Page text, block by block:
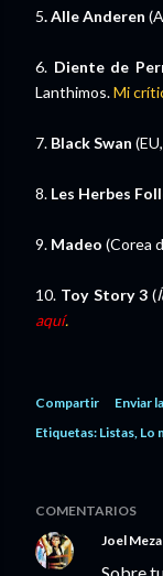
5.Alle Anderen
6. Diente de
Lanthimos.Mi
7. Black Swan
8. Les Herbes
9. Madeo (Corea
10. Toy Story 3 (
aquí.
Compartir
Enviar
Etiquetas: Listas Lo
COMENTARIOS
Joel Meza